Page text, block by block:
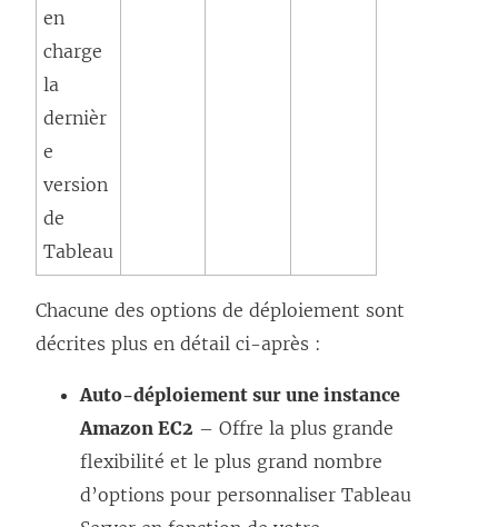
en
charge
la
dernièr
e
version
de
Tableau
Chacune des options de déploiement sont
décrites plus en détail ci-après :
Auto-déploiement sur une instance
Amazon EC2 – Offre la plus grande
flexibilité et le plus grand nombre
d’options pour personnaliser Tableau